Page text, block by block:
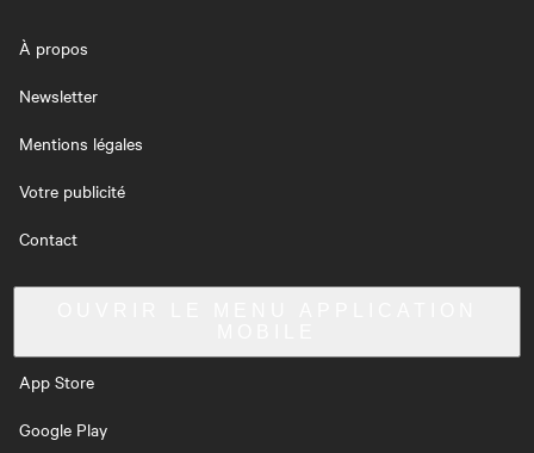
À propos
Newsletter
Mentions légales
Votre publicité
Contact
App Store
Google Play